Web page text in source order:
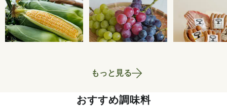
【産地直送】北軽井
沢のとうもろこし 12
本
送料込 4,250円
【産地直送】葡萄畑
ふくじろうのふぞろ
い濃厚ぶどう 1.6kg
送料込 6,750円
ム工房ゴーバ
の5種セット
送料込
もっと見る
おすすめ調味料